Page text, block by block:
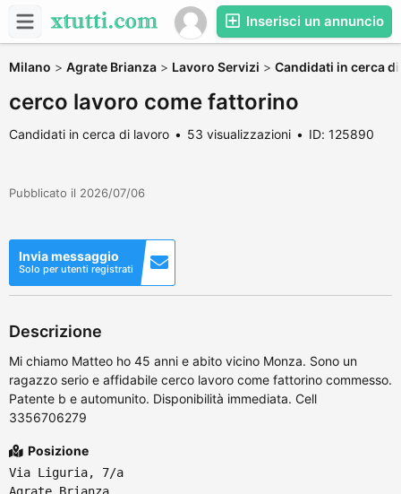
Inserisci un annuncio
Milano > Agrate Brianza > Lavoro Servizi > Candidati in cerca
cerco lavoro come fattorino
Candidati in cerca di lavoro 53 visualizzazioni ID: 125890
Pubblicato il 2026/07/06
Invia messaggio
Solo per utenti registrati
Descrizione
Mi chiamo Matteo ho 45 anni e abito vicino Monza. Sono un
ragazzo serio e affidabile cerco lavoro come fattorino commesso.
Patente b e automunito. Disponibilità immediata. Cell
3356706279
Posizione
Via Liguria, 7/a